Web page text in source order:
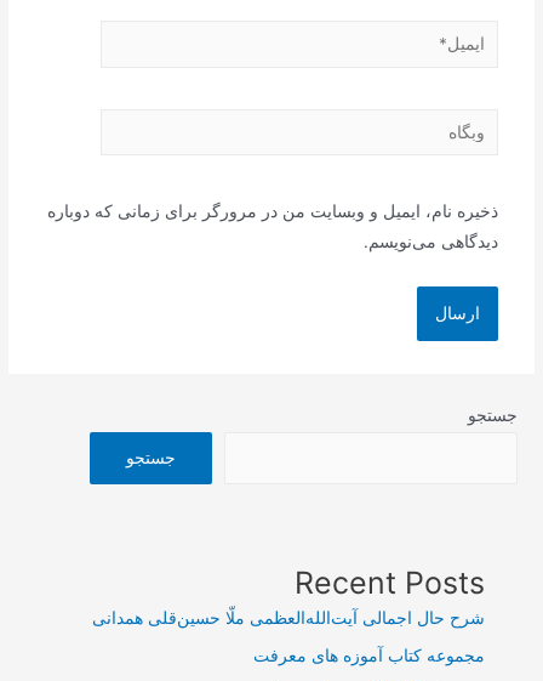
ایمیل*
وبگاه
ذخیره نام، ایمیل و وبسایت من در مرورگر برای زمانی که دوباره
دیدگاهی می‌نویسم.
جستجو
جستجو
Recent Posts
شرح حال اجمالی آیت‌الله‌العظمی ملّا حسین‌قلی همدانی
مجموعه کتاب آموزه های معرفت